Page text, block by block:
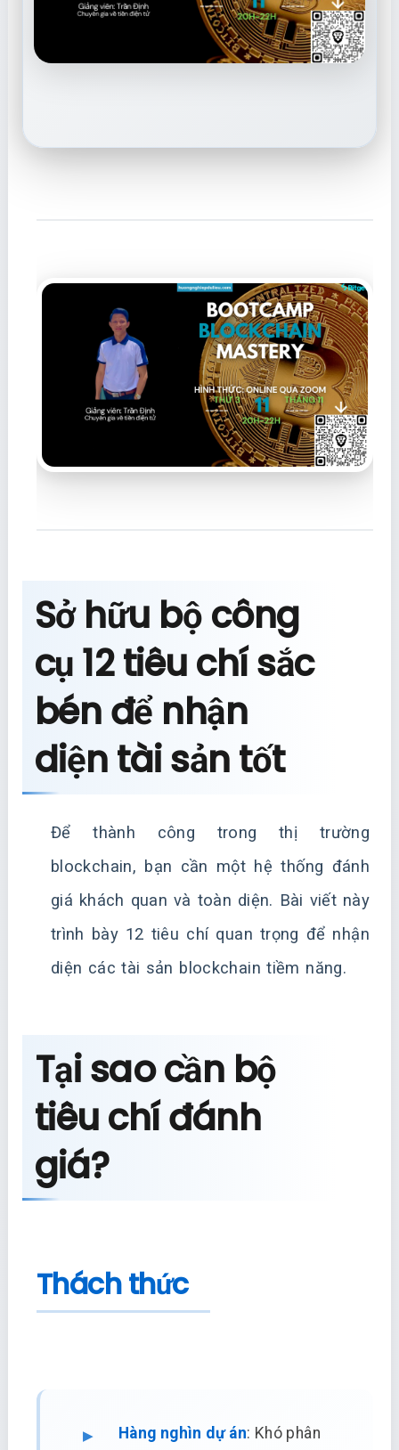
Sở hữu bộ công
cụ 12 tiêu chí sắc
bén để nhận
diện tài sản tốt
Để thành công trong thị trường
blockchain, bạn cần một hệ thống đánh
giá khách quan và toàn diện. Bài viết này
trình bày 12 tiêu chí quan trọng để nhận
diện các tài sản blockchain tiềm năng.
Tại sao cần bộ
tiêu chí đánh
giá?
Thách thức
Hàng nghìn dự án: Khó phân